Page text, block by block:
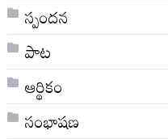
స్పందన
పాట
ఆర్థికం
సంభాషణ